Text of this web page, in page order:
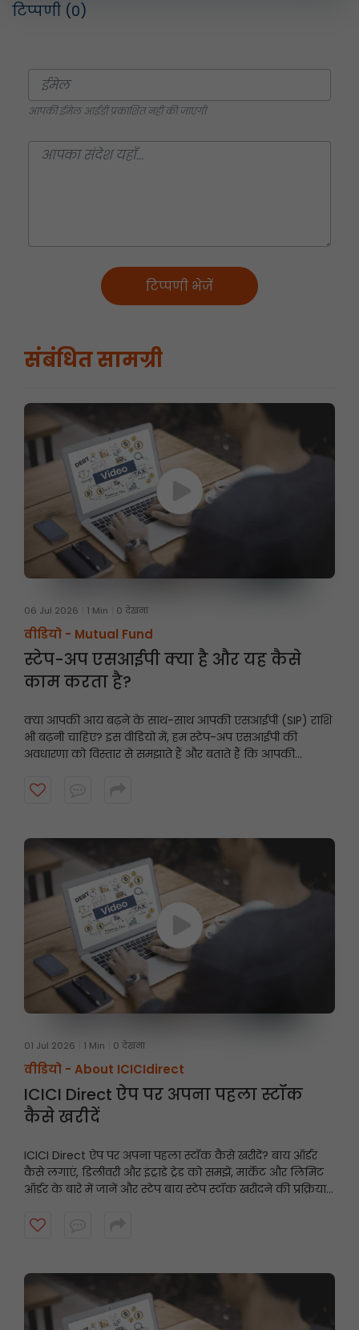
टिप्पणी (0)
आपकी ईमेल आईडी प्रकाशित नहीं की जाएगी
टिप्पणी भेजें
संबंधित सामग्री
06 Jul 2026 1 Min 0 देखना
वीडियो - Mutual Fund
स्टेप-अप एसआईपी क्या है और यह कैसे
काम करता है?
क्या आपकी आय बढ़ने के साथ-साथ आपकी एसआईपी (SIP) राशि
भी बढ़नी चाहिए? इस वीडियो में, हम स्टेप-अप एसआईपी की
अवधारणा को विस्तार से समझाते हैं और बताते हैं कि आपकी
को आपके वित्तीय लक्ष्यों के अनुरूप बनाने में मदद कर सकती है।
01 Jul 2026 1 Min 0 देखना
वीडियो - About ICICIdirect
ICICI Direct ऐप पर अपना पहला स्टॉक
कैसे खरीदें
ICICI Direct ऐप पर अपना पहला स्टॉक कैसे खरीदें? बाय ऑर्डर
कैसे लगाएं, डिलीवरी और इंट्राडे ट्रेड को समझें, मार्केट और लिमिट
ऑर्डर के बारे में जानें और स्टेप बाय स्टेप स्टॉक खरीदने की प्रक्रिया